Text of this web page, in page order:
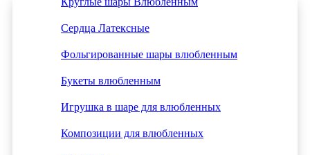
Сердца Латексные
Фольгированные шары влюбленным
Букеты влюбленным
Игрушка в шаре для влюбленных
Композиции для влюбленных